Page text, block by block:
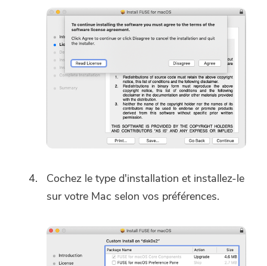
Cochez le type d'installation et installez-le
sur votre Mac selon vos préférences.